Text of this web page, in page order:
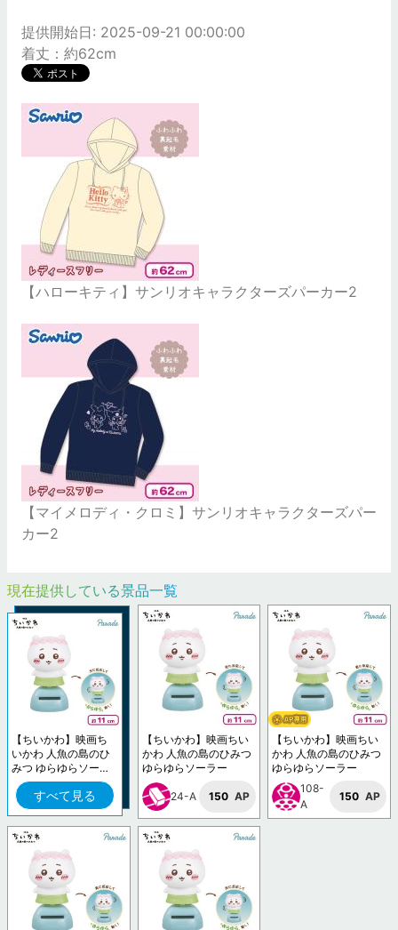
提供開始日: 2025-09-21 00:00:00
着丈：約62cm
【ハローキティ】サンリオキャラクターズパーカー2
【マイメロディ・クロミ】サンリオキャラクターズパー
カー2
現在提供している景品一覧
【ちいかわ】映画ち
いかわ 人魚の島のひ
みつ ゆらゆらソーラ
ー
すべて見る
【ちいかわ】映画ちい
かわ 人魚の島のひみつ
ゆらゆらソーラー
24-A 150 AP
【ちいかわ】映画ちい
かわ 人魚の島のひみつ
ゆらゆらソーラー
108-
A
150 AP